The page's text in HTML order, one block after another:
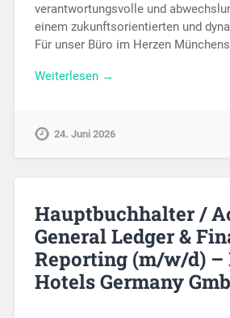
verantwortungsvolle und
einem zukunftsorientierten und
Für unser Büro im Herzen
Weiterlesen →
24. Juni 2026
Hauptbuchhalter /
General Ledger &
Reporting (m/w/d) –
Hotels Germany